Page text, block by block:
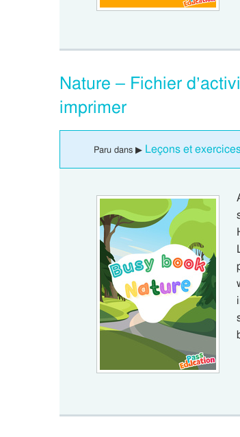
Nature – Fichier
imprimer
Paru dans ▶ Leçons et